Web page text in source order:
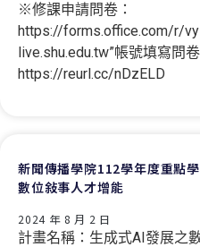
※修課申請問卷：
https://forms.office.com/r/
live.shu.edu.tw”帳號填寫問
https://reurl.cc/nDzELD
新聞傳播學院112學年度重點
數位敍事人才增能
2024 年 8 月 2 日
計畫名稱：生成式AI發展之